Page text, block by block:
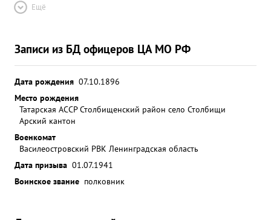
Ещё
Записи из БД офицеров ЦА МО РФ
Дата рождения 07.10.1896
Место рождения
Татарская АССР Столбищенский район село Столбищи
Арский кантон
Военкомат
Василеостровский РВК Ленинградская область
Дата призыва 01.07.1941
Воинское звание полковник